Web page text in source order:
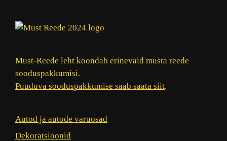
Must-Reede leht koondab erinevaid musta reede
sooduspakkumisi.
Puuduva sooduspakkumise saab saata siit.
Autod ja autode varuosad
Dekoratsioonid